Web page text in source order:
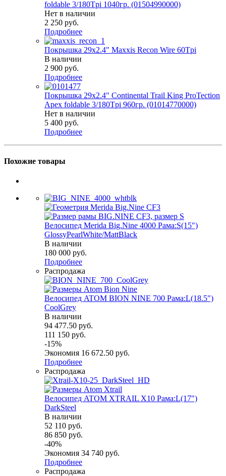
foldable 3/180Tpi 1040гр. (01504990000)
Нет в наличии
2 250 руб.
Подробнее
Покрышка 29x2.4" Maxxis Recon Wire 60Tpi
В наличии
2 900 руб.
Подробнее
Покрышка 29x2.4" Continental Trail King ProTection
Apex foldable 3/180Tpi 960гр. (01014770000)
Нет в наличии
5 400 руб.
Подробнее
Похожие товары
Велосипед Merida Big.Nine 4000 Рама:S(15")
GlossyPearlWhite/MattBlack
В наличии
180 000 руб.
Подробнее
Распродажа
Велосипед ATOM BION NINE 700 Рама:L(18.5")
СoolGrey
В наличии
94 477.50 руб.
111 150 руб.
-15%
Экономия 16 672.50 руб.
Подробнее
Распродажа
Велосипед ATOM XTRAIL X10 Рама:L(17")
DarkSteel
В наличии
52 110 руб.
86 850 руб.
-40%
Экономия 34 740 руб.
Подробнее
Распродажа